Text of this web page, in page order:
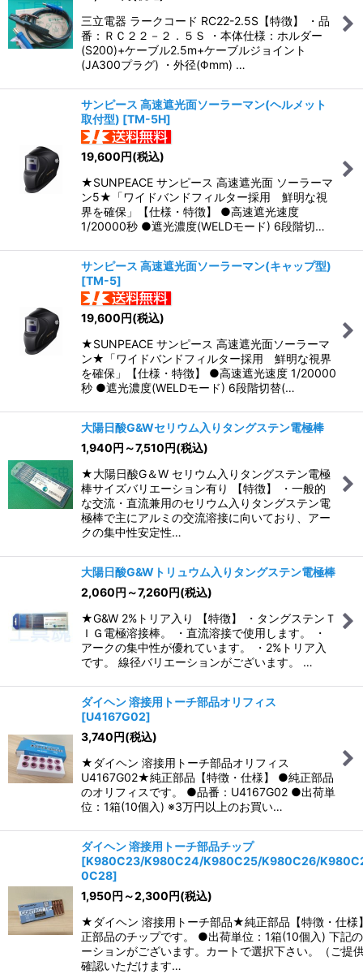
三立電器 ラークコード RC22-2.5S【特徴】 ・品
番：ＲＣ２２－２．５Ｓ ・本体仕様：ホルダー
(S200)+ケーブル2.5m+ケーブルジョイント
(JA300プラグ) ・外径(Φmm) …
サンピース 高速遮光面ソーラーマン(ヘルメット
取付型) [TM-5H]
19,600円(税込)
★SUNPEACE サンピース 高速遮光面 ソーラーマ
ン5★「ワイドバンドフィルター採用 鮮明な視
界を確保」【仕様・特徴】 ●高速遮光速度
1/20000秒 ●遮光濃度(WELDモード) 6段階切…
サンピース 高速遮光面ソーラーマン(キャップ型)
[TM-5]
19,600円(税込)
★SUNPEACE サンピース 高速遮光面ソーラーマ
ン★「ワイドバンドフィルター採用 鮮明な視界
を確保」【仕様・特徴】 ●高速遮光速度 1/20000
秒 ●遮光濃度(WELDモード) 6段階切替(…
大陽日酸G&Wセリウム入りタングステン電極棒
1,940円 ～7,510円(税込)
★大陽日酸G＆W セリウム入りタングステン電極
棒サイズバリエーション有り 【特徴】 ・一般的
な交流・直流兼用のセリウム入りタングステン電
極棒で主にアルミの交流溶接に向いており、アー
クの集中性安定性…
大陽日酸G&Wトリュウム入りタングステン電極棒
2,060円 ～7,260円(税込)
★G&W 2%トリア入り 【特徴】 ・タングステンＴ
ＩＧ電極溶接棒。 ・直流溶接で使用します。 ・
アークの集中性が優れています。 ・2%トリア入
です。 線径バリエーションがございます。 …
ダイヘン 溶接用トーチ部品オリフィス
[U4167G02]
3,740円(税込)
★ダイヘン 溶接用トーチ部品オリフィス
U4167G02★純正部品【特徴・仕様】 ●純正部品
のオリフィスです。 ●品番：U4167G02 ●出荷単
位：1箱(10個入) ※3万円以上のお買い…
ダイヘン 溶接用トーチ部品チップ
[K980C23/K980C24/K980C25/K980C26/
0C28]
1,950円 ～2,300円(税込)
★ダイヘン 溶接用トーチ部品★純正部品【特徴・仕
正部品のチップです。 ●出荷単位：1箱(10個入) 下記
ーションがございます。カートで選択下さい。（ご提
確認いただけます…